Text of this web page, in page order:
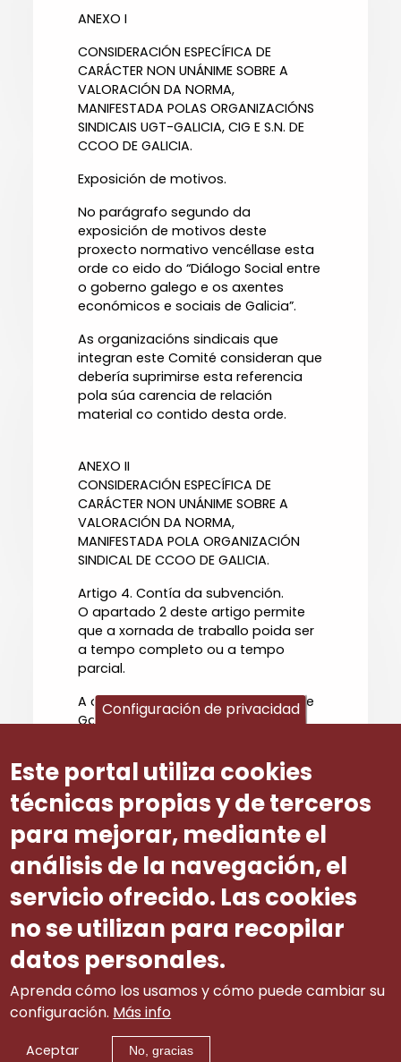
ANEXO I
CONSIDERACIÓN ESPECÍFICA DE
CARÁCTER NON UNÁNIME SOBRE A
VALORACIÓN DA NORMA,
MANIFESTADA POLAS ORGANIZACIÓNS
SINDICAIS UGT-GALICIA, CIG E S.N. DE
CCOO DE GALICIA.
Exposición de motivos.
No parágrafo segundo da
exposición de motivos deste
proxecto normativo vencéllase esta
orde co eido do “Diálogo Social entre
o goberno galego e os axentes
económicos e sociais de Galicia”.
As organizacións sindicais que
integran este Comité consideran que
debería suprimirse esta referencia
pola súa carencia de relación
material co contido desta orde.
ANEXO II
CONSIDERACIÓN ESPECÍFICA DE
CARÁCTER NON UNÁNIME SOBRE A
VALORACIÓN DA NORMA,
MANIFESTADA POLA ORGANIZACIÓN
SINDICAL DE CCOO DE GALICIA.
Artigo 4. Contía da subvención.
O apartado 2 deste artigo permite
que a xornada de traballo poida ser
a tempo completo ou a tempo
parcial.
A organización sindical de CCOO de
Galicia considera que todas as
subvencionadas por esta orde
deberían ser a xornada completa ao
ter en conta a, xa de por si, escasa
duración do contrato
subvencionado.
Número ditame
33
Configuración de privacidad
Este portal utiliza cookies
técnicas propias y de terceros
para mejorar, mediante el
análisis de la navegación, el
servicio ofrecido. Las cookies
no se utilizan para recopilar
datos personales.
Aprenda cómo los usamos y cómo puede cambiar su
configuración. Más info
Aceptar No, gracias